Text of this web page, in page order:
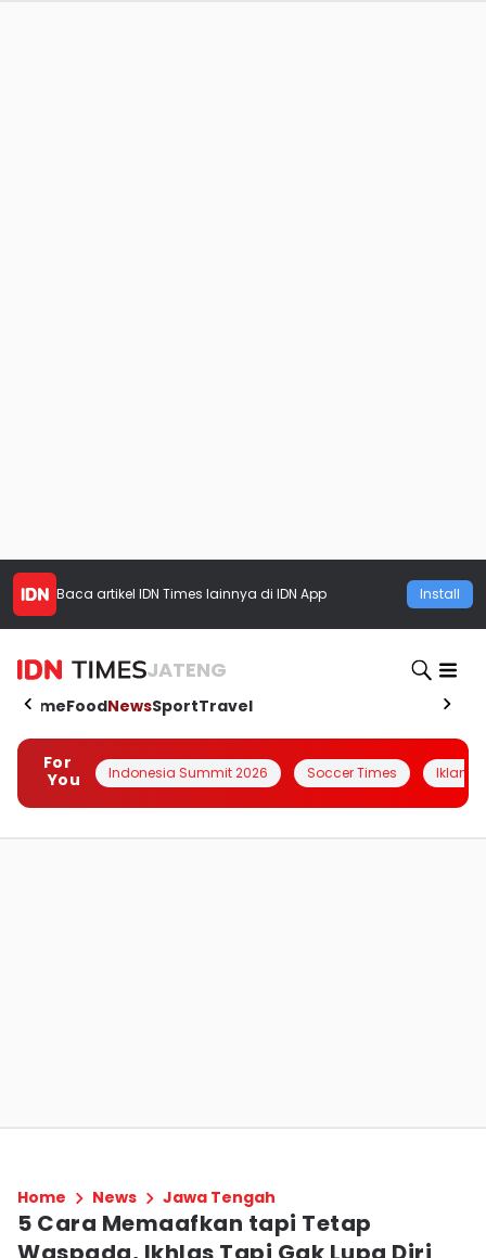
Baca artikel IDN Times lainnya di IDN App Install
JATENG
HomeFoodNewsSportTravel
For
You
Indonesia Summit 2026 Soccer Times Iklanin
Home News Jawa Tengah
5 Cara Memaafkan tapi Tetap